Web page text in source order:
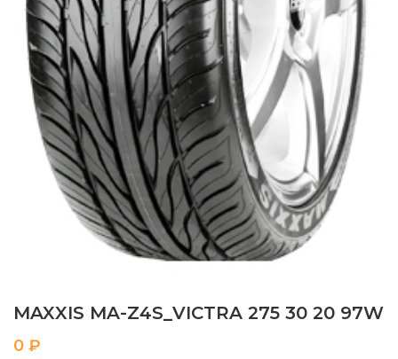
MAXXIS MA-Z4S_VICTRA 275 30 20 97W
₽